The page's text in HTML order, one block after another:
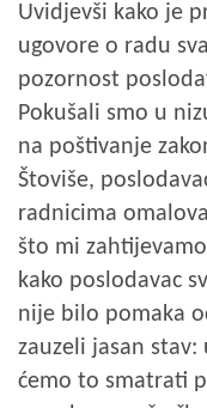
Uvidjevši kako je
ugovore o radu
pozornost
Pokušali smo u
na poštivanje
Štoviše,
radnicima
što mi
kako poslodavac
nije bilo pomaka
zauzeli jasan
ćemo to smatrati